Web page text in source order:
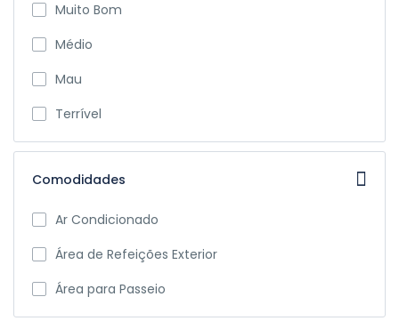
Muito Bom
Médio
Mau
Terrível
Comodidades
Ar Condicionado
Área de Refeições Exterior
Área para Passeio